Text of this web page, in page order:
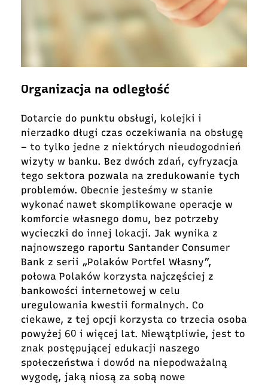
Organizacja na odległość
Dotarcie do punktu obsługi, kolejki i
nierzadko długi czas oczekiwania na obsługę
– to tylko jedne z niektórych nieudogodnień
wizyty w banku. Bez dwóch zdań, cyfryzacja
tego sektora pozwala na zredukowanie tych
problemów. Obecnie jesteśmy w stanie
wykonać nawet skomplikowane operacje w
komforcie własnego domu, bez potrzeby
wycieczki do innej lokacji. Jak wynika z
najnowszego raportu Santander Consumer
Bank z serii „Polaków Portfel Własny”,
połowa Polaków korzysta najczęściej z
bankowości internetowej w celu
uregulowania kwestii formalnych. Co
ciekawe, z tej opcji korzysta co trzecia osoba
powyżej 60 i więcej lat. Niewątpliwie, jest to
znak postępującej edukacji naszego
społeczeństwa i dowód na niepodważalną
wygodę, jaką niosą za sobą nowe